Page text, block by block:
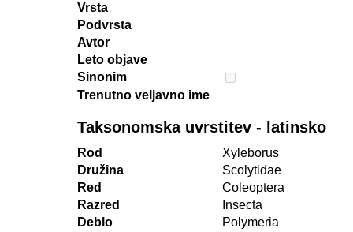
Vrsta
Podvrsta
Avtor
Leto objave
Sinonim
Trenutno veljavno ime
Taksonomska uvrstitev - latinsko
Rod
Xyleborus
Družina
Scolytidae
Red
Coleoptera
Razred
Insecta
Deblo
Polymeria